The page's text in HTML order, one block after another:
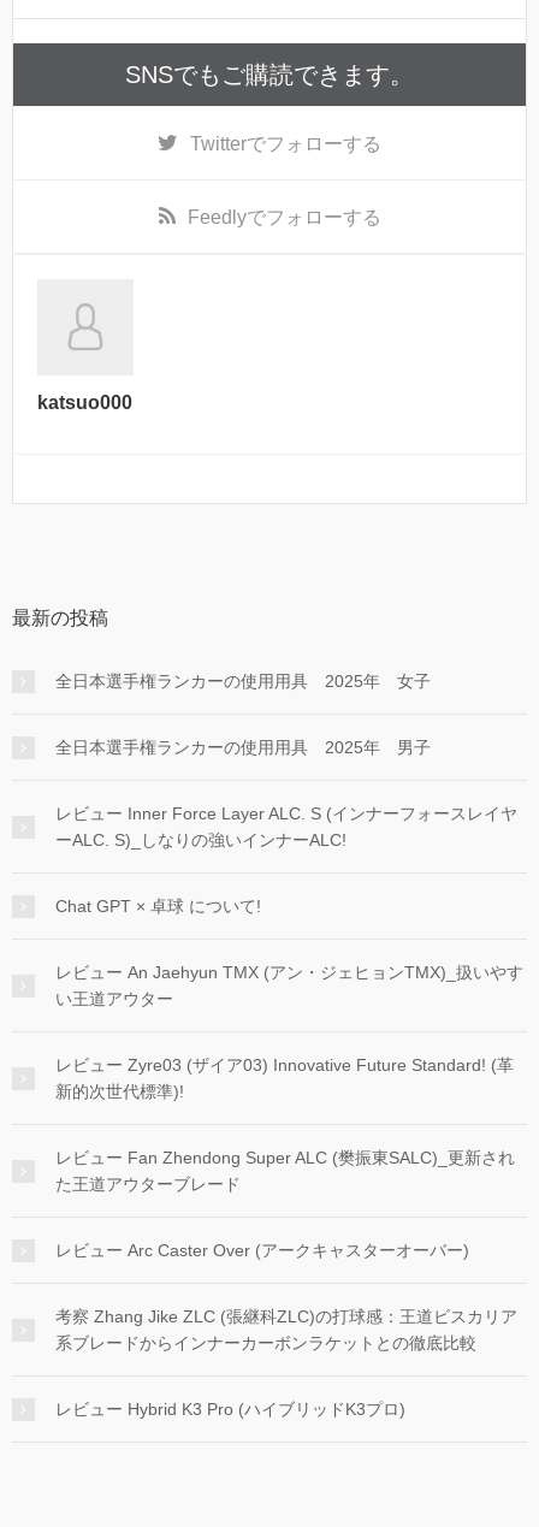
SNSでもご購読できます。
Twitterでフォローする
Feedlyでフォローする
katsuo000
最新の投稿
全日本選手権ランカーの使用用具 2025年 女子
全日本選手権ランカーの使用用具 2025年 男子
レビュー Inner Force Layer ALC. S (インナーフォースレイヤ
ーALC. S)_しなりの強いインナーALC!
Chat GPT × 卓球 について!
レビュー An Jaehyun TMX (アン・ジェヒョンTMX)_扱いやす
い王道アウター
レビュー Zyre03 (ザイア03) Innovative Future Standard! (革
新的次世代標準)!
レビュー Fan Zhendong Super ALC (樊振東SALC)_更新され
た王道アウターブレード
レビュー Arc Caster Over (アークキャスターオーバー)
考察 Zhang Jike ZLC (張継科ZLC)の打球感：王道ビスカリア
系ブレードからインナーカーボンラケットとの徹底比較
レビュー Hybrid K3 Pro (ハイブリッドK3プロ)